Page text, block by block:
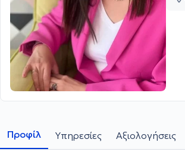
Προφίλ Υπηρεσίες Αξιολογήσεις